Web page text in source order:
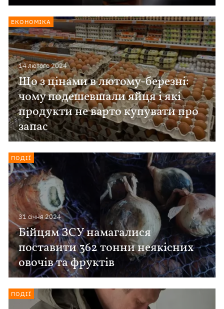
14 лютого 2024
Що з цінами в лютому-березні:
чому подешевшали яйця і які
продукти не варто купувати про
запас
ЕКОНОМІКА
31 сiчня 2024
Бійцям ЗСУ намагалися
поставити 362 тонни неякісних
овочів та фруктів
ПОДІЇ
ПОДІЇ